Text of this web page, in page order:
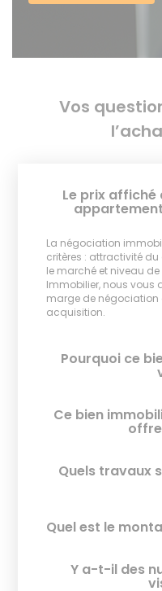
Vos
Le prix affiché
La négociation
critères : attractivité
le marché et niveau
Immobilier, nous vous
marge de négociation
acquisition.
Pourquoi ce
Ce bien
Quels travaux
Quel est le
Y a-t-il des